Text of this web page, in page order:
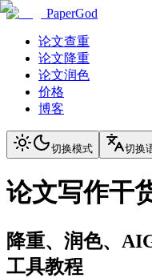
PaperGod
论文查重
论文降重
论文润色
价格
博客
切换模式 切换
论文写作干
降重、润色、
工具教程